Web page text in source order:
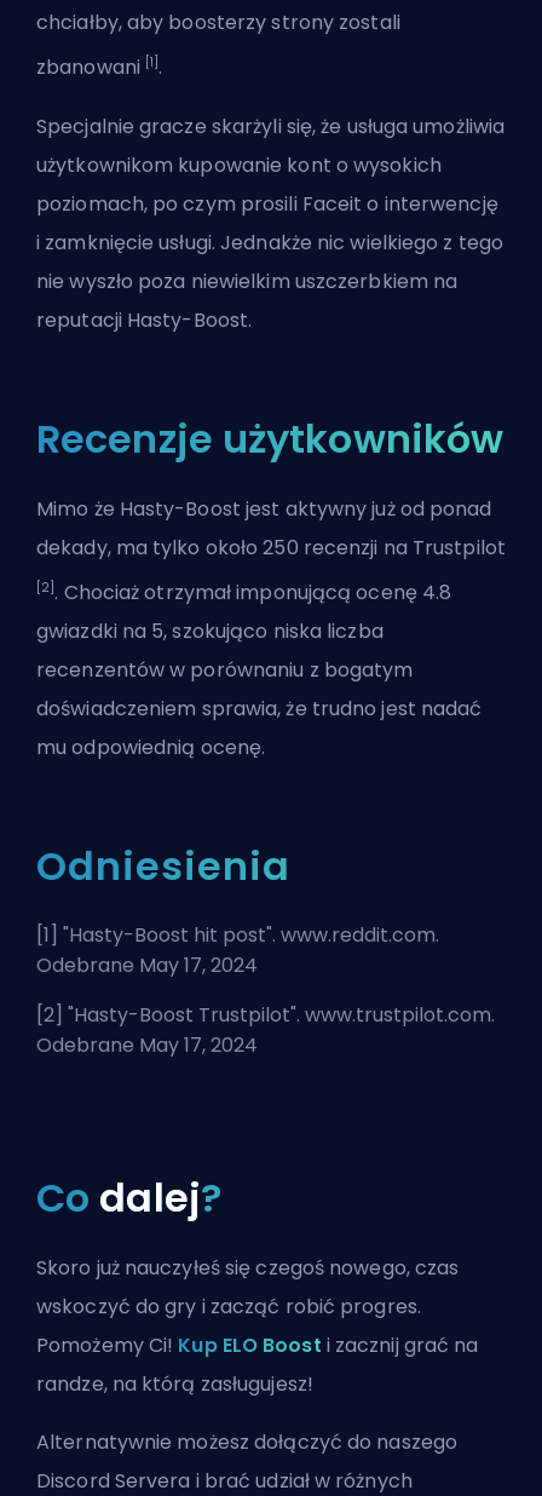
chciałby, aby boosterzy strony zostali
zbanowani [1] .
Specjalnie gracze skarżyli się, że usługa umożliwia
użytkownikom kupowanie kont o wysokich
poziomach, po czym prosili Faceit o interwencję
i zamknięcie usługi. Jednakże nic wielkiego z tego
nie wyszło poza niewielkim uszczerbkiem na
reputacji Hasty-Boost.
Recenzje użytkowników
Mimo że Hasty-Boost jest aktywny już od ponad
dekady, ma tylko około 250 recenzji na Trustpilot
[2] . Chociaż otrzymał imponującą ocenę 4.8
gwiazdki na 5, szokująco niska liczba
recenzentów w porównaniu z bogatym
doświadczeniem sprawia, że trudno jest nadać
mu odpowiednią ocenę.
Odniesienia
[1] "Hasty-Boost hit post". www.reddit.com.
Odebrane May 17, 2024
[2] "Hasty-Boost Trustpilot". www.trustpilot.com.
Odebrane May 17, 2024
Co dalej?
Skoro już nauczyłeś się czegoś nowego, czas
wskoczyć do gry i zacząć robić progres.
Pomożemy Ci! Kup ELO Boost i zacznij grać na
randze, na którą zasługujesz!
Alternatywnie możeszdołączyć do naszego
Discord Servera i brać udział w różnych